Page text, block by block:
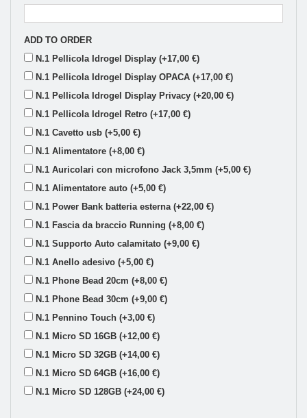
ADD TO ORDER
N.1 Pellicola Idrogel Display (+17,00 €)
N.1 Pellicola Idrogel Display OPACA (+17,00 €)
N.1 Pellicola Idrogel Display Privacy (+20,00 €)
N.1 Pellicola Idrogel Retro (+17,00 €)
N.1 Cavetto usb (+5,00 €)
N.1 Alimentatore (+8,00 €)
N.1 Auricolari con microfono Jack 3,5mm (+5,00 €)
N.1 Alimentatore auto (+5,00 €)
N.1 Power Bank batteria esterna (+22,00 €)
N.1 Fascia da braccio Running (+8,00 €)
N.1 Supporto Auto calamitato (+9,00 €)
N.1 Anello adesivo (+5,00 €)
N.1 Phone Bead 20cm (+8,00 €)
N.1 Phone Bead 30cm (+9,00 €)
N.1 Pennino Touch (+3,00 €)
N.1 Micro SD 16GB (+12,00 €)
N.1 Micro SD 32GB (+14,00 €)
N.1 Micro SD 64GB (+16,00 €)
N.1 Micro SD 128GB (+24,00 €)